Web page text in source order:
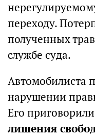
переходу.
полученных
службе суда.
Автомобилиста
нарушении
Его
лишения